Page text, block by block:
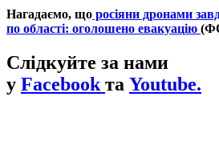
Нагадаємо, що росіяни дронами
по області: оголошено евакуацію
Слідкуйте за нами
у Facebook та Youtube.